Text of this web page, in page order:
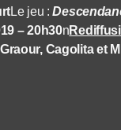
Le jeu :
– 20h30n
Cagolita et